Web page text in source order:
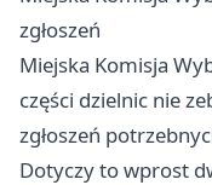
zgłoszeń
Miejska Komisja
części dzielnic nie
zgłoszeń
Dotyczy to wprost